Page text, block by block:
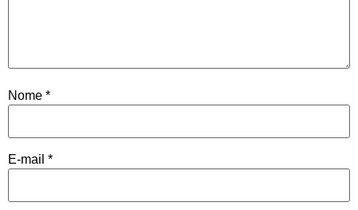
Nome *
E-mail *